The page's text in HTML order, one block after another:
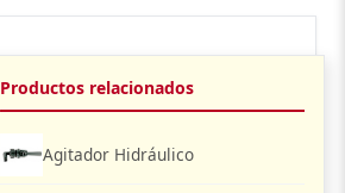
Productos relacionados
Agitador Hidráulico